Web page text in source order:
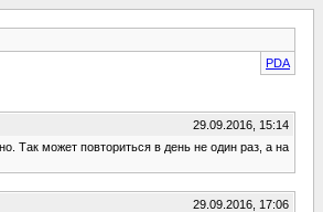
PDA
29.09.2016, 15:14
Так может повториться в день не один раз, а на
29.09.2016, 17:06